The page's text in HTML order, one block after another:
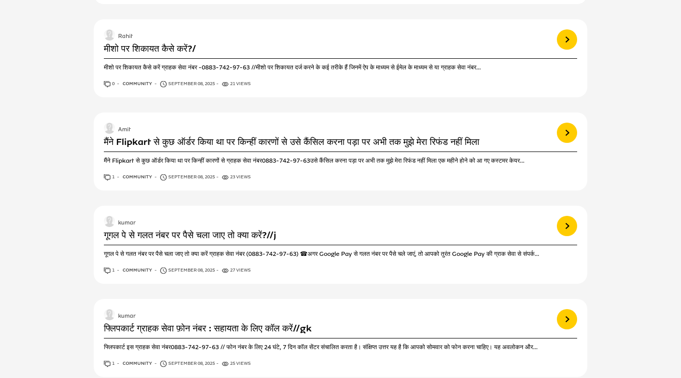
मीशो पर शिकायत कैसे करें?/
मीशो पर शिकायत कैसे करें ग्राहक सेवा नंबर -0883-742-97-63 //मीशो पर शिकायत दर्ज करने के कई तरीके हैं जिनमें ऐप के माध्यम से ईमेल के माध्यम से या ग्राहक सेवा नंबर...
View more
Rahit
0 ANSWERS
COMMUNITY SEPTEMBER 08, 2025 21 VIEWS
मैंने Flipkart से कुछ ऑर्डर किया था पर किन्हीं कारणों से उसे कैंसिल करना पड़ा पर अभी तक मुझे मेरा रिफंड नहीं मिला
मैंने Flipkart से कुछ ऑर्डर किया था पर किन्हीं कारणों से ग्राहक सेवा नंबर0883-742-97-63उसे कैंसिल करना पड़ा पर अभी तक मुझे मेरा रिफंड नहीं मिला एक महीने होने को आ गए कस्टमर केयर...
View more
Amit
1 ANSWER
COMMUNITY SEPTEMBER 08, 2025 23 VIEWS
गूगल पे से गलत नंबर पर पैसे चला जाए तो क्या करें?//j
गूगल पे से गलत नंबर पर पैसे चला जाए तो क्या करें ग्राहक सेवा नंबर (0883-742-97-63) ☎अगर Google Pay से गलत नंबर पर पैसे चले जाएं, तो आपको तुरंत Google Pay की ग्राक सेवा से संपर्क...
View more
kumar
1 ANSWER
COMMUNITY SEPTEMBER 08, 2025 27 VIEWS
फ्लिपकार्ट ग्राहक सेवा फ़ोन नंबर : सहायता के लिए कॉल करें//gk
फ्लिपकार्ट इस ग्राहक सेवा नंबर0883-742-97-63 // फोन नंबर के लिए 24 घंटे, 7 दिन कॉल सेंटर संचालित करता है। संक्षिप्त उत्तर यह है कि आपको सोमवार को फोन करना चाहिए। यह अवलोकन और...
View more
kumar
1 ANSWER
COMMUNITY SEPTEMBER 08, 2025 25 VIEWS